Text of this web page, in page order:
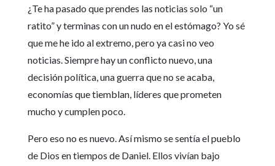
¿Te ha pasado que prendes las noticias solo “un
ratito” y terminas con un nudo en el estómago? Yo sé
que me he ido al extremo, pero ya casi no veo
noticias. Siempre hay un conflicto nuevo, una
decisión política, una guerra que no se acaba,
economías que tiemblan, líderes que prometen
mucho y cumplen poco.
Pero eso no es nuevo. Así mismo se sentía el pueblo
de Dios en tiempos de Daniel. Ellos vivían bajo